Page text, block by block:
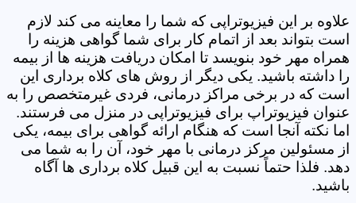
علاوه بر این فیزیوتراپی که شما را معاینه می کند لازم
است بتواند بعد از اتمام کار برای شما گواهی هزینه را
همراه مهر خود بنویسد تا امکان دریافت هزینه ها از بیمه
را داشته باشید. یکی دیگر از روش های کلاه برداری این
است که در برخی مراکز درمانی، فردی غیرمتخصص را به
عنوان فیزیوتراپ برای فیزیوتراپی در منزل می فرستند.
اما نکته آنجا است که هنگام ارائه گواهی برای بیمه، یکی
از مسئولین مرکز درمانی با مهر خود، آن را به شما می
دهد. فلذا حتماً نسبت به این قبیل کلاه برداری ها آگاه
باشید.